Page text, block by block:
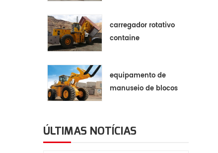
carregador rotativo
containe
equipamento de
manuseio de blocos
ÚLTIMAS NOTÍCIAS